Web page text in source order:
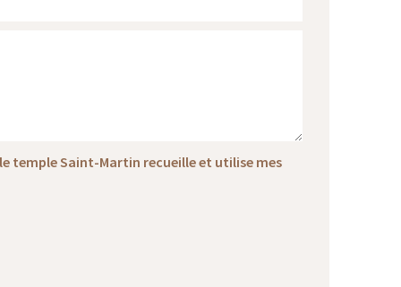
temple Saint-Martin recueille et utilise mes